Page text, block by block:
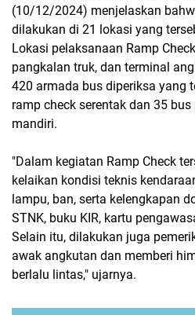
(10/12/2024) menjelaskan
dilakukan di 21 lokasi yang
Lokasi pelaksanaan Ramp
pangkalan truk, dan terminal
420 armada bus diperiksa yang
ramp check serentak dan 35
mandiri.
"Dalam kegiatan Ramp Check
kelaikan kondisi teknis
lampu, ban, serta kelengkapan
STNK, buku KIR, kartu
Selain itu, dilakukan juga
awak angkutan dan memberi
berlalu lintas," ujarnya.